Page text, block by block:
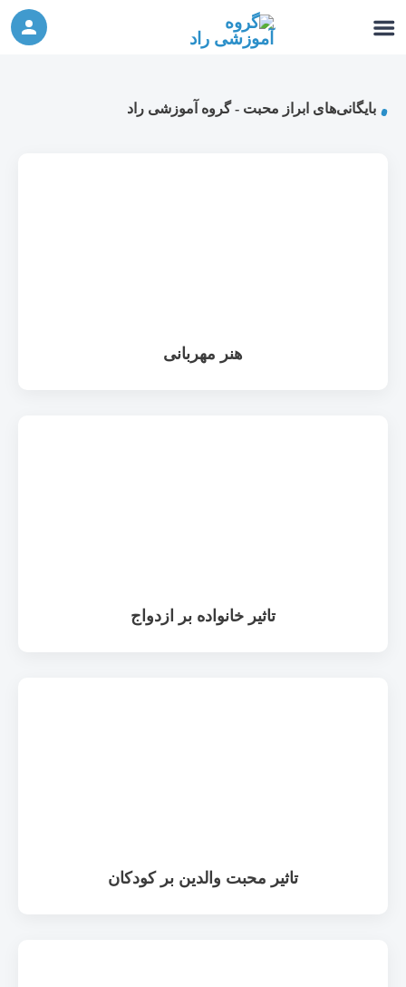
شرکت در ورکشاپ آنلاین
بایگانی‌های ابراز محبت - گروه آموزشی راد
هنر مهربانی
تاثیر خانواده بر ازدواج
تاثیر محبت والدین بر کودکان